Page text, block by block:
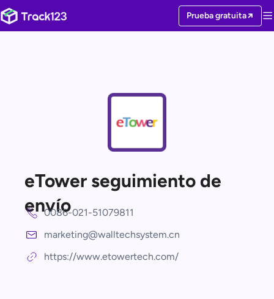
Prueba gratuita
eTower seguimiento de
envío
0086-021-51079811
marketing@walltechsystem.cn
https://www.etowertech.com/